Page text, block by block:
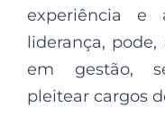
experiência
liderança, pode,
em gestão,
pleitear cargos